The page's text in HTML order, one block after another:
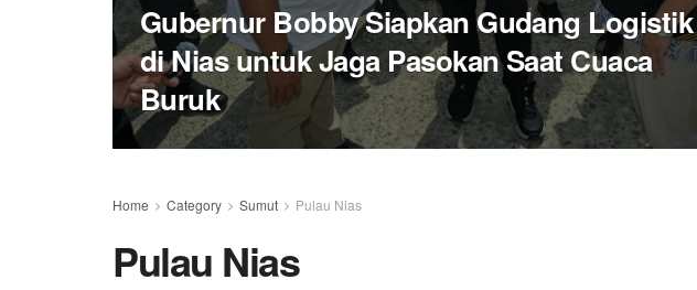
Gubernur Bobby Siapkan Gudang Logistik
di Nias untuk Jaga Pasokan Saat Cuaca
Buruk
Home Category Sumut Pulau Nias
Pulau Nias